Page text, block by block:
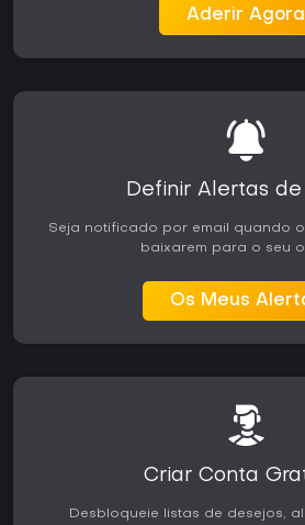
Aderir Agora
Definir Alertas de
Seja notificado por email quando
baixarem para o seu
Os Meus
Criar Conta
Desbloqueie listas de desejos,